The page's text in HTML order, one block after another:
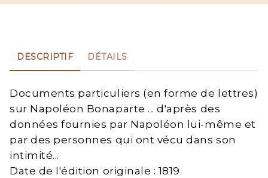
DESCRIPTIF DÉTAILS
Documents particuliers (en forme de lettres)
sur Napoléon Bonaparte ... d'après des
données fournies par Napoléon lui-même et
par des personnes qui ont vécu dans son
intimité...
Date de l'édition originale : 1819